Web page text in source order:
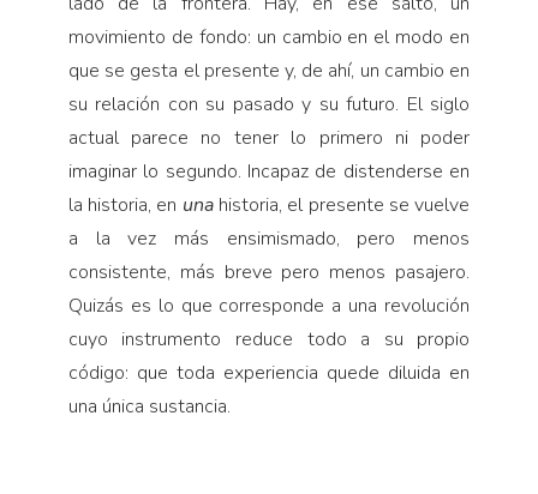
movimiento de fondo: un cambio en el modo en
que se gesta el presente y, de ahí, un cambio en
su relación con su pasado y su futuro. El siglo
actual parece no tener lo primero ni poder
imaginar lo segundo. Incapaz de distenderse en
la historia, en una historia, el presente se vuelve
a la vez más ensimismado, pero menos
consistente, más breve pero menos pasajero.
Quizás es lo que corresponde a una revolución
cuyo instrumento reduce todo a su propio
código: que toda experiencia quede diluida en
una única sustancia.